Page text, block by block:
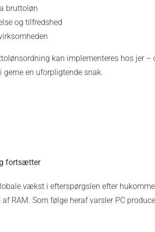
bruttoløn
og tilfredshed
kan implementeres hos jer –
en uforpligtende snak.
fortsætter
vækst i efterspørgslen efter
RAM. Som følge heraf varsler PC